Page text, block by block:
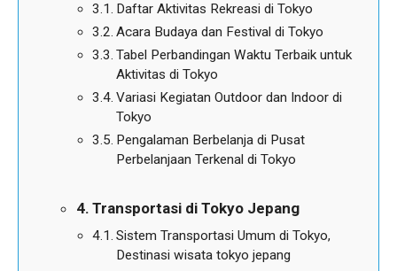
Daftar Aktivitas Rekreasi di Tokyo
Acara Budaya dan Festival di Tokyo
Tabel Perbandingan Waktu Terbaik untuk
Aktivitas di Tokyo
Variasi Kegiatan Outdoor dan Indoor di
Tokyo
Pengalaman Berbelanja di Pusat
Perbelanjaan Terkenal di Tokyo
Transportasi di Tokyo Jepang
Sistem Transportasi Umum di Tokyo,
Destinasi wisata tokyo jepang